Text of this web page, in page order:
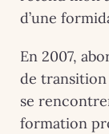
d’une
En 2007,
de
se
formation